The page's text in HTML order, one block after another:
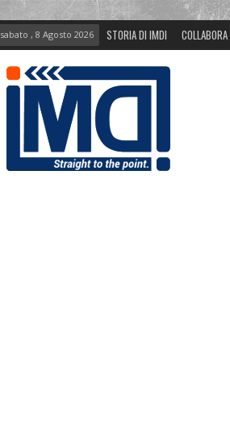
sabato , 8 Agosto 2026 STORIA DI IMDI